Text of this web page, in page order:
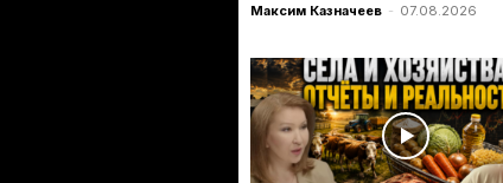
Максим Казначеев - 07.08.2026